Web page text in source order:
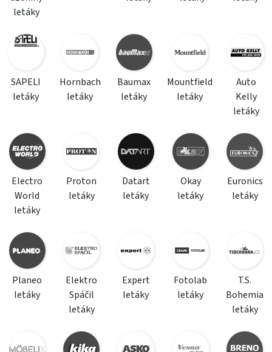
letáky
SAPELI
letáky
Hornbach
letáky
Baumax
letáky
Mountfield
letáky
Auto
Kelly
letáky
Electro
World
letáky
Proton
letáky
Datart
letáky
Okay
letáky
Euronics
letáky
Planeo
letáky
Elektro
Spáčil
letáky
Expert
letáky
Fotolab
letáky
T.S.
Bohemia
letáky